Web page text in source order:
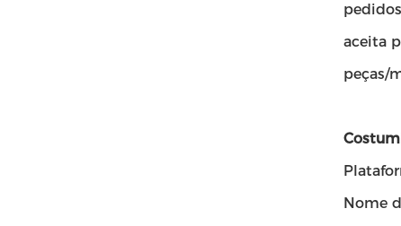
aceita
peças/
Nome